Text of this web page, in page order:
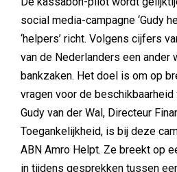
social media-campagne ‘Gudy
‘helpers’ richt. Volgens cijfers
van de Nederlanders een ander
bankzaken. Het doel is om op
vragen voor de beschikbaarheid
Gudy van der Wal, Directeur
Toegankelijkheid, is bij deze
ABN Amro Helpt. Ze breekt op
in tijdens gesprekken tussen